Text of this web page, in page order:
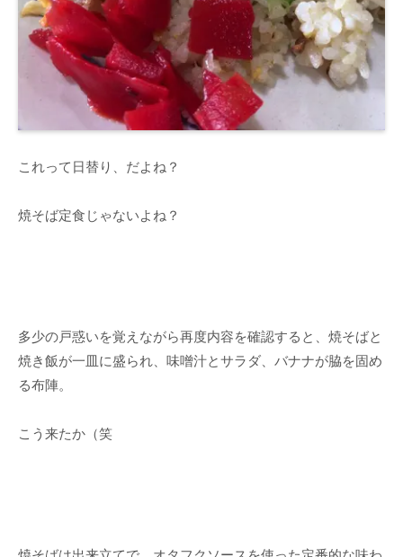
これって日替り、だよね？
焼そば定食じゃないよね？
多少の戸惑いを覚えながら再度内容を確認すると、焼そばと
焼き飯が一皿に盛られ、味噌汁とサラダ、バナナが脇を固め
る布陣。
こう来たか（笑